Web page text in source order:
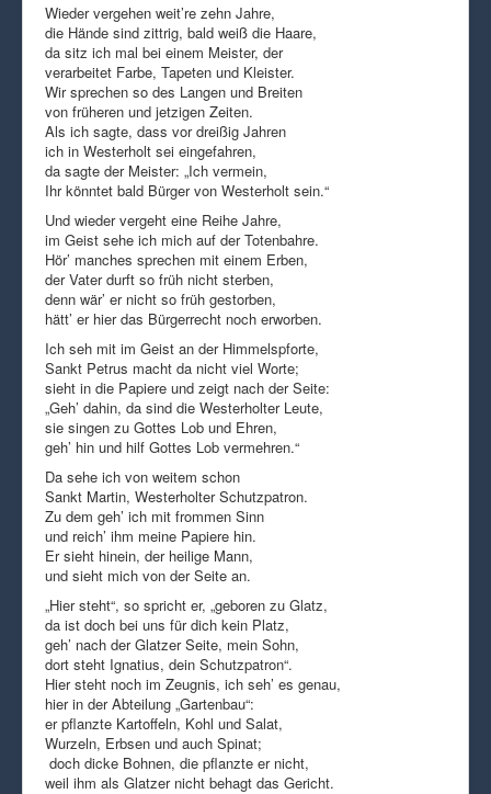
Wieder vergehen weit’re zehn Jahre,
die Hände sind zittrig, bald weiß die Haare,
da sitz ich mal bei einem Meister, der
verarbeitet Farbe, Tapeten und Kleister.
Wir sprechen so des Langen und Breiten
von früheren und jetzigen Zeiten.
Als ich sagte, dass vor dreißig Jahren
ich in Westerholt sei eingefahren,
da sagte der Meister: „Ich vermein,
Ihr könntet bald Bürger von Westerholt sein.“
Und wieder vergeht eine Reihe Jahre,
im Geist sehe ich mich auf der Totenbahre.
Hör’ manches sprechen mit einem Erben,
der Vater durft so früh nicht sterben,
denn wär’ er nicht so früh gestorben,
hätt’ er hier das Bürgerrecht noch erworben.
Ich seh mit im Geist an der Himmelspforte,
Sankt Petrus macht da nicht viel Worte;
sieht in die Papiere und zeigt nach der Seite:
„Geh’ dahin, da sind die Westerholter Leute,
sie singen zu Gottes Lob und Ehren,
geh’ hin und hilf Gottes Lob vermehren.“
Da sehe ich von weitem schon
Sankt Martin, Westerholter Schutzpatron.
Zu dem geh’ ich mit frommen Sinn
und reich’ ihm meine Papiere hin.
Er sieht hinein, der heilige Mann,
und sieht mich von der Seite an.
„Hier steht“, so spricht er, „geboren zu Glatz,
da ist doch bei uns für dich kein Platz,
geh’ nach der Glatzer Seite, mein Sohn,
dort steht Ignatius, dein Schutzpatron“.
Hier steht noch im Zeugnis, ich seh’ es genau,
hier in der Abteilung „Gartenbau“:
er pflanzte Kartoffeln, Kohl und Salat,
Wurzeln, Erbsen und auch Spinat;
doch dicke Bohnen, die pflanzte er nicht,
weil ihm als Glatzer nicht behagt das Gericht.